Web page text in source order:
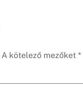
A kötelező mezőket *